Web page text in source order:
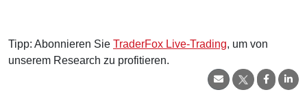
Tipp: Abonnieren Sie TraderFox Live-Trading, um von
unserem Research zu profitieren.